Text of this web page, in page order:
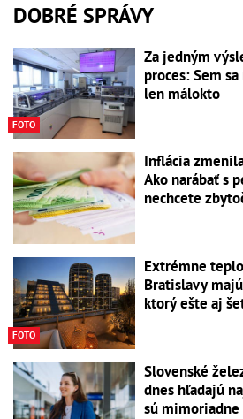
DOBRÉ SPRÁVY
FOTO
Za jedným
proces: Sem
len málokto
Inflácia
Ako narábať s
nechcete
FOTO
Extrémne
Bratislavy
ktorý ešte aj
Slovenské
dnes hľadajú
sú mimoriadne